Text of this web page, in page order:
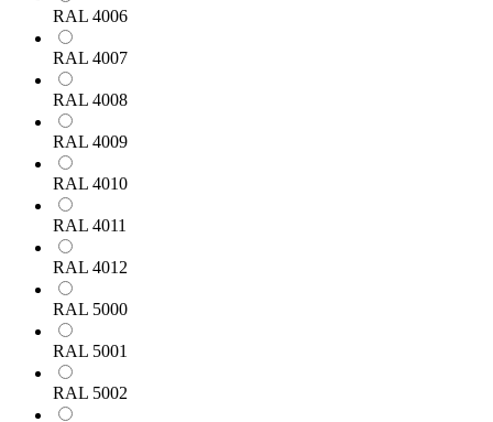
RAL 4006
RAL 4007
RAL 4008
RAL 4009
RAL 4010
RAL 4011
RAL 4012
RAL 5000
RAL 5001
RAL 5002